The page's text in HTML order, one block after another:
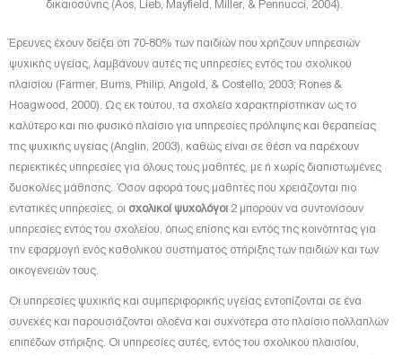
δικαιοσύνης (Aos, Lieb, Mayfield, Miller, & Pennucci, 2004).
Έρευνες έχουν δείξει ότι 70-80% των παιδιών που χρήζουν υπηρεσιών
ψυχικής υγείας, λαμβάνουν αυτές τις υπηρεσίες εντός του σχολικού
πλαισίου (Farmer, Burns, Philip, Angold, & Costello, 2003; Rones &
Hoagwood, 2000). Ως εκ τούτου, τα σχολεία χαρακτηρίστηκαν ως το
καλύτερο και πιο φυσικό πλαίσιο για υπηρεσίες πρόληψης και θεραπείας
της ψυχικής υγείας (Anglin, 2003), καθώς είναι σε θέση να παρέχουν
περιεκτικές υπηρεσίες για όλους τους μαθητές, με ή χωρίς διαπιστωμένες
δυσκολίες μάθησης. Όσον αφορά τους μαθητές που χρειάζονται πιο
εντατικές υπηρεσίες, οι σχολικοί ψυχολόγοι 2 μπορούν να συντονίσουν
υπηρεσίες εντός του σχολείου, όπως επίσης και εντός της κοινότητας για
την εφαρμογή ενός καθολικού συστήματος στήριξης των παιδιών και των
οικογενειών τους.
Οι υπηρεσίες ψυχικής και συμπεριφορικής υγείας εντοπίζονται σε ένα
συνεχές και παρουσιάζονται ολοένα και συχνότερα στο πλαίσιο πολλαπλών
επιπέδων στήριξης. Οι υπηρεσίες αυτές, εντός του σχολικού πλαισίου,